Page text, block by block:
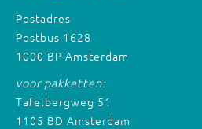
Postadres
Postbus 1628
1000 BP Amsterdam
voor pakketten:
Tafelbergweg 51
1105 BD Amsterdam